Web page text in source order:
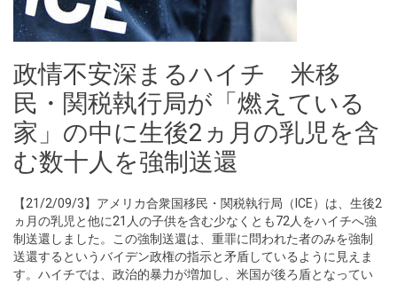
政情不安深まるハイチ 米移
民・関税執行局が「燃えている
家」の中に生後2ヵ月の乳児を含
む数十人を強制送還
【21/2/09/3】アメリカ合衆国移民・関税執行局（ICE）は、生後2
ヵ月の乳児と他に21人の子供を含む少なくとも72人をハイチへ強
制送還しました。この強制送還は、重罪に問われた者のみを強制
送還するというバイデン政権の指示と矛盾しているように見えま
す。ハイチでは、政治的暴力が増加し、米国が後ろ盾となってい